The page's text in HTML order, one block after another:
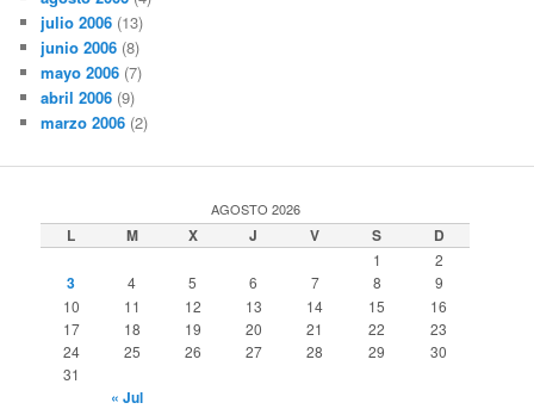
julio 2006 (13)
junio 2006 (8)
mayo 2006 (7)
abril 2006 (9)
marzo 2006 (2)
AGOSTO 2026
L M X J V S D
1 2
3 4 5 6 7 8
9
10
11 12 13 14 15
16
17
18 19 20 21 22
23
24
25 26 27 28 29
30
31
« Jul